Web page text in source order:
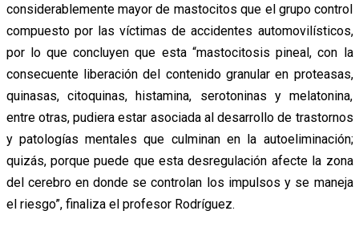
considerablemente mayor de mastocitos que el grupo control
compuesto por las víctimas de accidentes automovilísticos,
por lo que concluyen que esta “mastocitosis pineal, con la
consecuente liberación del contenido granular en proteasas,
quinasas, citoquinas, histamina, serotoninas y melatonina,
entre otras, pudiera estar asociada al desarrollo de trastornos
y patologías mentales que culminan en la autoeliminación;
quizás, porque puede que esta desregulación afecte la zona
del cerebro en donde se controlan los impulsos y se maneja
el riesgo”, finaliza el profesor Rodríguez.